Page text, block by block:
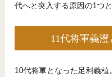
代へと突入する原因の1つ
11代将軍義
10代将軍となった足利義